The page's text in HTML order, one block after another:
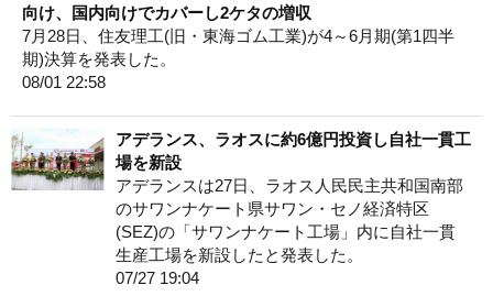
向け、国内向けでカバーし2ケタの増収
7月28日、住友理工(旧・東海ゴム工業)が4～6月期(第1四半
期)決算を発表した。
08/01 22:58
アデランス、ラオスに約6億円投資し自社一貫工
場を新設
アデランスは27日、ラオス人民民主共和国南部
のサワンナケート県サワン・セノ経済特区
(SEZ)の「サワンナケート工場」内に自社一貫
生産工場を新設したと発表した。
07/27 19:04